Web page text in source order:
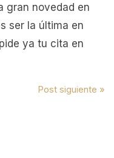
gran novedad en
ser la última en
ya tu cita en
Post siguiente »